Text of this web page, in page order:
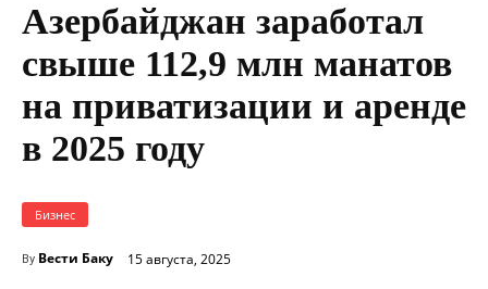
Азербайджан заработал
свыше 112,9 млн манатов
на приватизации и аренде
в 2025 году
Бизнес
By Вести Баку 15 августа, 2025